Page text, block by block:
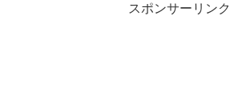
スポンサーリンク